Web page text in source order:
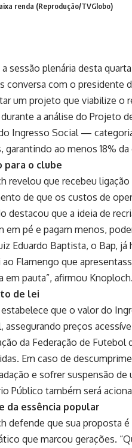
renda (Reprodução/TVGlobo)
sessão plenária desta
conversa com o presidente
um projeto que viabilize o
a análise do Projeto
Ingresso Social —
garantindo ao menos 18%
para o clube
revelou que recebeu
de que os custos de
destacou que a ideia de
em pé e pagam menos,
Eduardo Baptista, o Bap,
ao Flamengo que
em pauta”, afirmou Knoploch.
de lei
que o valor do
assegurando preços
da Federação de Futebol
Em caso de
e sofrer suspensão
Público também será
da essência popular
defende que sua proposta
que marcou gerações.